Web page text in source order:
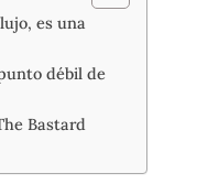
es una
débil de
Bastard